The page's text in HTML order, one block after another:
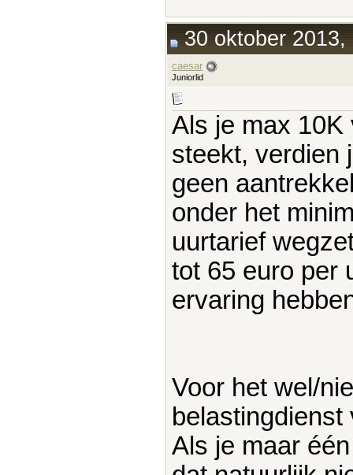
30 oktober 2013,
caesar
Juniorlid
Als je max 10K
steekt, verdien
geen
onder het
uurtarief
tot 65 euro per
ervaring
Voor het wel/
Als je maar